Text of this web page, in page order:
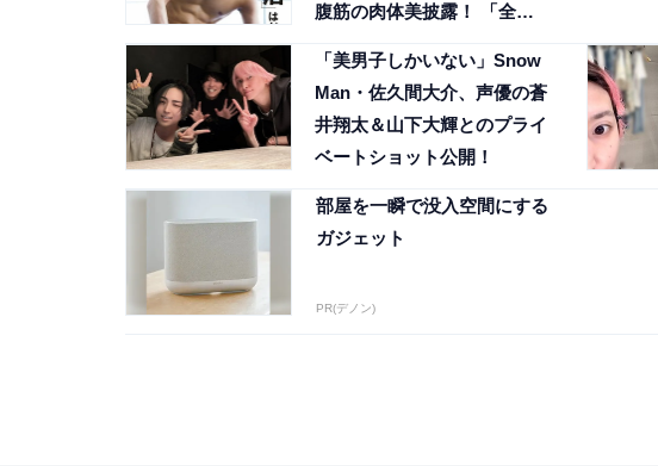
腹筋の肉体美披露！ 「全て
「美男子しかいない」Snow
Man・佐久間大介、声優の蒼
井翔太＆山下大輝とのプライ
ベートショット公開！
部屋を一瞬で没入空間にする
ガジェット
PR(デノン)